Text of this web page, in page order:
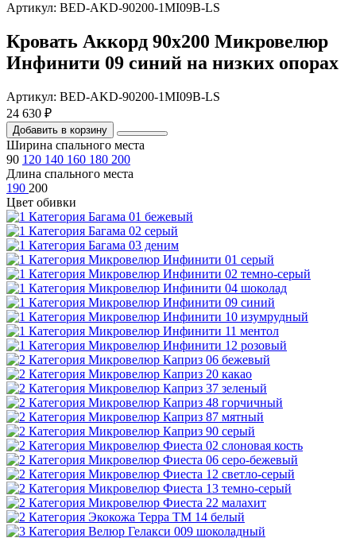
Артикул: BED-AKD-90200-1MI09B-LS
Кровать Аккорд 90х200 Микровелюр
Инфинити 09 синий на низких опорах
Артикул: BED-AKD-90200-1MI09B-LS
24 630 ₽
Добавить в корзину
Ширина спального места
90 120 140 160 180 200
Длина спального места
190 200
Цвет обивки